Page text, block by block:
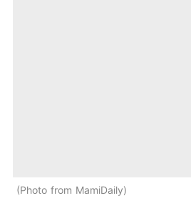
Photo from MamiDaily